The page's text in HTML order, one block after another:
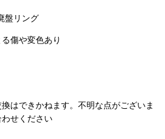
盤リング
傷や変色あり
はできかねます。不明な点がございま
せください